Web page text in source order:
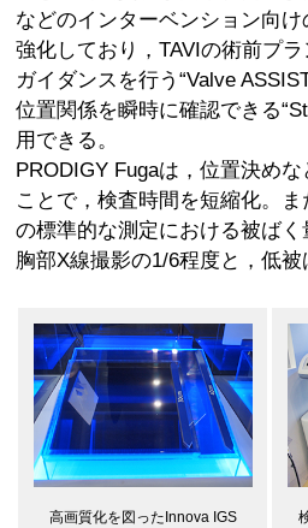
などのインターベンション向
強化しており，TAVIの術前プ
ガイダンスを行う“Valve
位置関係を瞬時に確認できる
用できる。
PRODIGY Fugaは，位置決め
ことで，検査時間を短縮化。
の標準的な測定における被ば
胸部X線撮影の1/6程度と，低被
高画質化を図ったInnova IGS